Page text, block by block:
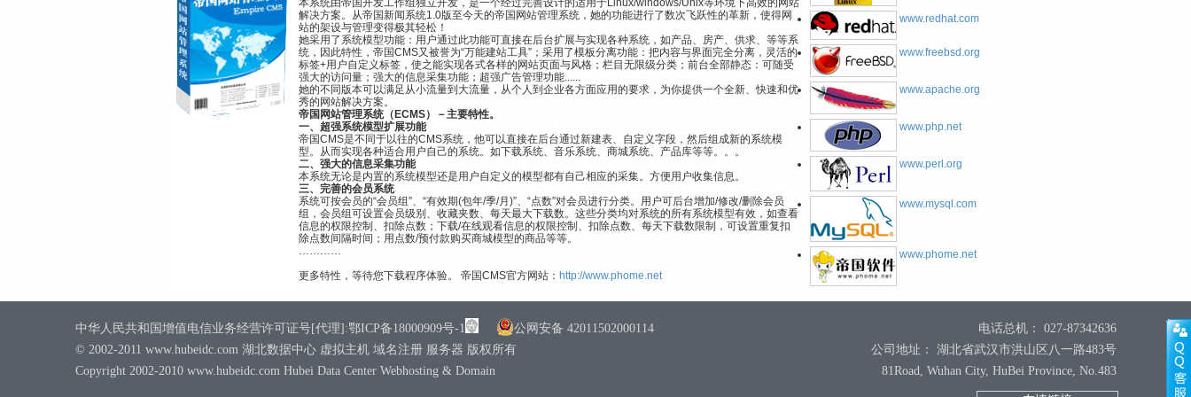
本系统由帝国开发工作组独立开发，是一个经过完善设计的适用于Linux/windows/Unix等环境下高效的网站
解决方案。从帝国新闻系统1.0版至今天的帝国网站管理系统，她的功能进行了数次飞跃性的革新，使得网
站的架设与管理变得极其轻松！
她采用了系统模型功能：用户通过此功能可直接在后台扩展与实现各种系统，如产品、房产、供求、等等系
统，因此特性，帝国CMS又被誉为“万能建站工具”；采用了模板分离功能：把内容与界面完全分离，灵活的
标签+用户自定义标签，使之能实现各式各样的网站页面与风格；栏目无限级分类；前台全部静态：可随受
强大的访问量；强大的信息采集功能；超强广告管理功能......
她的不同版本可以满足从小流量到大流量，从个人到企业各方面应用的要求，为你提供一个全新、快速和优
秀的网站解决方案。
帝国网站管理系统（ECMS）－主要特性。
一、超强系统模型扩展功能
帝国CMS是不同于以往的CMS系统，他可以直接在后台通过新建表、自定义字段，然后组成新的系统模
型。从而实现各种适合用户自己的系统。如下载系统、音乐系统、商城系统、产品库等等。。。
二、强大的信息采集功能
本系统无论是内置的系统模型还是用户自定义的模型都有自己相应的采集。方便用户收集信息。
三、完善的会员系统
系统可按会员的“会员组”、“有效期(包年/季/月)”、“点数”对会员进行分类。用户可后台增加/修改/删除会员
组，会员组可设置会员级别、收藏夹数、每天最大下载数。这些分类均对系统的所有系统模型有效，如查看
信息的权限控制、扣除点数；下载/在线观看信息的权限控制、扣除点数、每天下载数限制，可设置重复扣
除点数间隔时间；用点数/预付款购买商城模型的商品等等。
…………
更多特性，等待您下载程序体验。 帝国CMS官方网站： http://www.phome.net
www.redhat.com
www.freebsd.org
www.apache.org
www.php.net
www.perl.org
www.mysql.com
www.phome.net
中华人民共和国增值电信业务经营许可证号[代理]:鄂ICP备18000909号-1
公网安备 42011502000114
© 2002-2011 www.hubeidc.com 湖北数据中心 虚拟主机 域名注册 服务器 版权所有
Copyright 2002-2010 www.hubeidc.com Hubei Data Center Webhosting & Domain
电话总机： 027-87342636
公司地址： 湖北省武汉市洪山区八一路483号
81Road, Wuhan City, HuBei Province, No.483